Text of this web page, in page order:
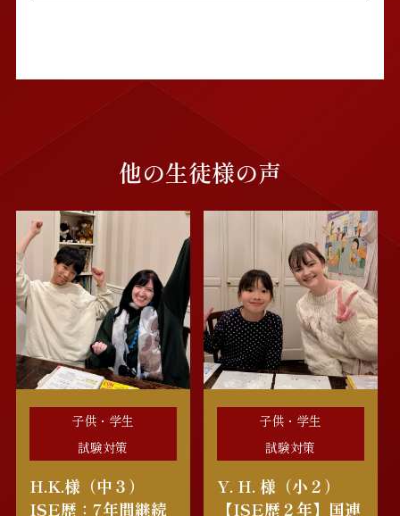
他の生徒様の声
子供・学生
試験対策
H.K.様（中３）
ISE歴：7年間継続
子供・学生
試験対策
Y. H. 様（小２）
【ISE歴２年】国連